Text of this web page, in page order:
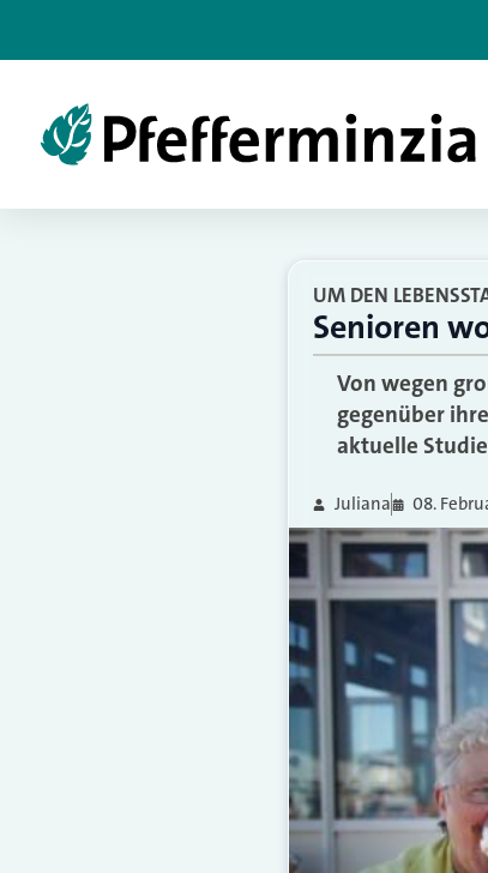
UM DEN
Senioren
Von wegen
gegenüber
aktuelle
Juliana 08.